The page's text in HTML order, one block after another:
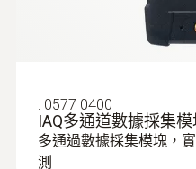
: 0577 0400
IAQ多通道數據採集
多通過數據採集模塊，
測